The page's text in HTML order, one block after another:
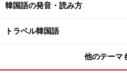
韓国語の発音・読み方
トラベル韓国語
他のテーマ